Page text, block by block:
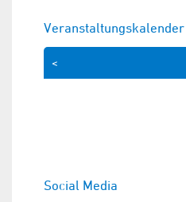
Veranstaltungskalender
<
Social Media